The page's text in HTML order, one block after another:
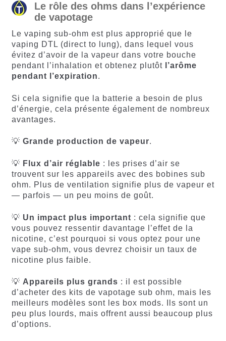
Le rôle des ohms dans l’expérience
de vapotage
Le vaping sub-ohm est plus approprié que le
vaping DTL (direct to lung), dans lequel vous
évitez d’avoir de la vapeur dans votre bouche
pendant l’inhalation et obtenez plutôt
l’arôme
pendant l’expiration.
Si cela signifie que la batterie a besoin de plus
d’énergie, cela présente également de nombreux
avantages.
💡 Grande production de vapeur.
💡 Flux d’air réglable : les prises d’air se
trouvent sur les appareils avec des bobines sub
ohm. Plus de ventilation signifie plus de vapeur et
— parfois — un peu moins de goût.
💡 Un impact plus important : cela signifie que
vous pouvez ressentir davantage l’effet de la
nicotine, c’est pourquoi si vous optez pour une
vape sub-ohm, vous devrez choisir un taux de
nicotine plus faible.
💡 Appareils plus grands : il est possible
d’acheter des kits de vapotage sub ohm, mais les
meilleurs modèles sont les box mods. Ils sont un
peu plus lourds, mais offrent aussi beaucoup plus
d’options.